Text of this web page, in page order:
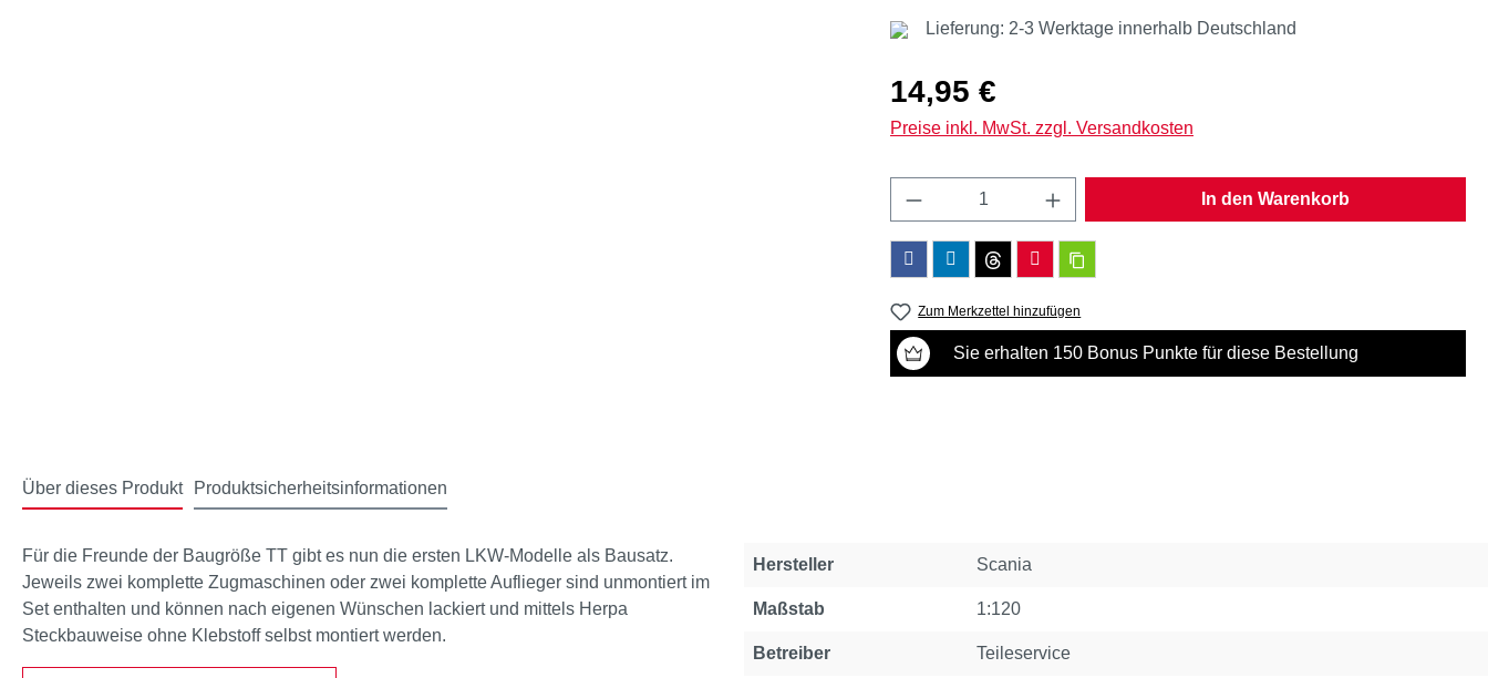
Lieferung: 2-3 Werktage innerhalb Deutschland
Regulärer Preis:
14,95 €
Preise inkl. MwSt. zzgl. Versandkosten
Produkt Anzahl: Gib den gewünschten Wert ein
In den Warenkorb
Zum Merkzettel hinzufügen
Sie erhalten 150 Bonus Punkte für diese Bestellung
Über dieses Produkt Produktsicherheitsinformationen
Für die Freunde der Baugröße TT gibt es nun die ersten LKW-Modelle als Bausatz.
Jeweils zwei komplette Zugmaschinen oder zwei komplette Auflieger sind unmontiert im
Set enthalten und können nach eigenen Wünschen lackiert und mittels Herpa
Steckbauweise ohne Klebstoff selbst montiert werden.
Eigenschaft
Hersteller Scania
Maßstab 1:120
Betreiber Teileservice